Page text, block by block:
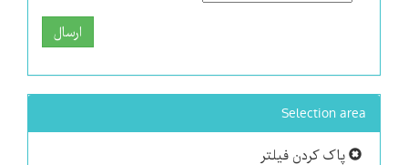
ارسال
Selection area
پاک کردن فیلتر